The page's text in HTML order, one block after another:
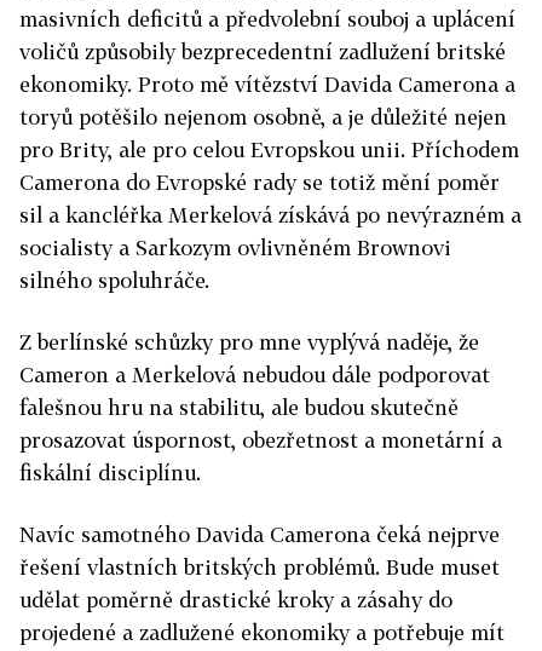
masivních deficitů a předvolební souboj a uplácení
voličů způsobily bezprecedentní zadlužení britské
ekonomiky. Proto mě vítězství Davida Camerona a
toryů potěšilo nejenom osobně, a je důležité nejen
pro Brity, ale pro celou Evropskou unii. Příchodem
Camerona do Evropské rady se totiž mění poměr
sil a kancléřka Merkelová získává po nevýrazném a
socialisty a Sarkozym ovlivněném Brownovi
silného spoluhráče.
Z berlínské schůzky pro mne vyplývá naděje, že
Cameron a Merkelová nebudou dále podporovat
falešnou hru na stabilitu, ale budou skutečně
prosazovat úspornost, obezřetnost a monetární a
fiskální disciplínu.
Navíc samotného Davida Camerona čeká nejprve
řešení vlastních britských problémů. Bude muset
udělat poměrně drastické kroky a zásahy do
projedené a zadlužené ekonomiky a potřebuje mít